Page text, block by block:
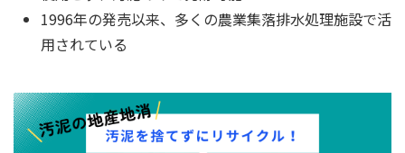
1996年の発売以来、多くの農業集落排水処理施設で活
用されている